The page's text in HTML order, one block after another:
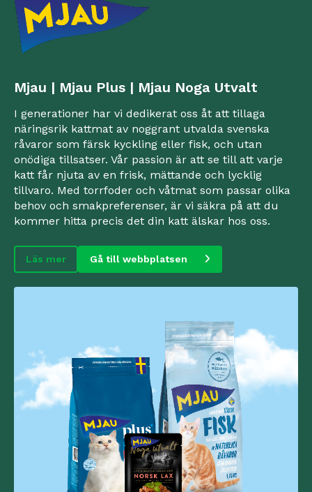
Mjau | Mjau Plus | Mjau Noga Utvalt
I generationer har vi dedikerat oss åt att tillaga
näringsrik kattmat av noggrant utvalda svenska
råvaror som färsk kyckling eller fisk, och utan
onödiga tillsatser. Vår passion är att se till att varje
katt får njuta av en frisk, mättande och lycklig
tillvaro. Med torrfoder och våtmat som passar olika
behov och smakpreferenser, är vi säkra på att du
kommer hitta precis det din katt älskar hos oss.
Läs mer Gå till webbplatsen